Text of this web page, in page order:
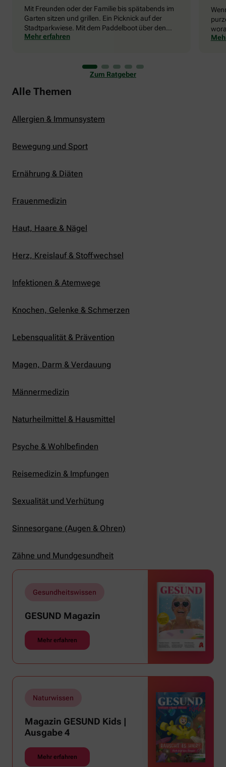
Mit Freunden oder der Familie bis spätabends im
Garten sitzen und grillen. Ein Picknick auf der
Stadtparkwiese. Mit dem Paddelboot über den
See gleiten oder eine Radtour durch die blühende
er uns auch ganz schön zu schaffen. Wenn die
Temperaturen tagsüber auf mehr als 30 Grad
klettern und uns warme Tropennächte den Schlaf
rauben, sehnen wir uns oft nach einem
Mehr erfahren
die
Zum Ratgeber
Alle Themen
Allergien & Immunsystem
Bewegung und Sport
Ernährung & Diäten
Frauenmedizin
Haut, Haare & Nägel
Herz, Kreislauf & Stoffwechsel
Infektionen & Atemwege
Knochen, Gelenke & Schmerzen
Lebensqualität & Prävention
Magen, Darm & Verdauung
Männermedizin
Naturheilmittel & Hausmittel
Psyche & Wohlbefinden
Reisemedizin & Impfungen
Sexualität und Verhütung
Sinnesorgane (Augen & Ohren)
Zähne und Mundgesundheit
Gesundheitswissen
GESUND Magazin
Mehr erfahren
Naturwissen
Magazin GESUND Kids |
Ausgabe 4
Mehr erfahren